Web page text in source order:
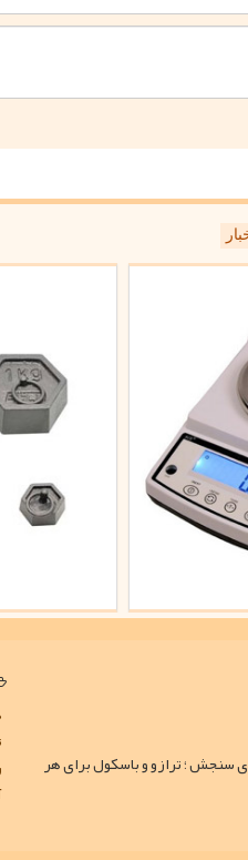
سنجش ؛ ترازو و باسکول برای هر